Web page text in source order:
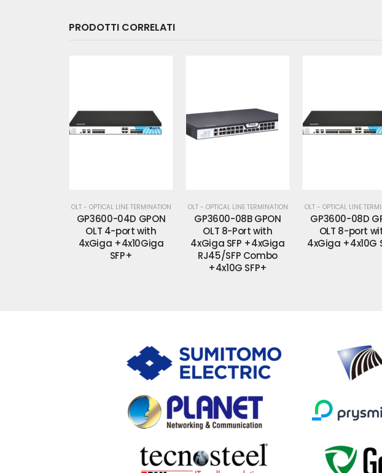
PRODOTTI CORRELATI
OLT - OPTICAL LINE TERMINATION
GP3600-08B GPON
OLT 8-Port with
4xGiga SFP +4xGiga
RJ45/SFP Combo
OLT - OPTICAL LINE TERMINATION
GP3600-08D GPON
OLT 8-port with
4xGiga +4x10G SFP+
OLT - OPTICAL LINE
GP3600-08D-
GPON OLT 8-
4xGiga +4x10G